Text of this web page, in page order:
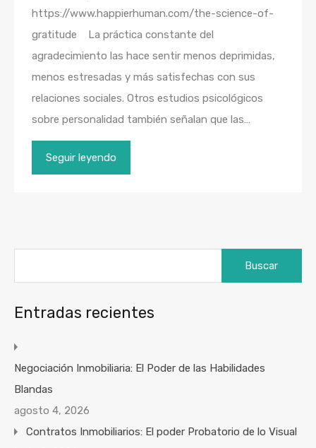
https://www.happierhuman.com/the-science-of-
gratitude La práctica constante del
agradecimiento las hace sentir menos deprimidas,
menos estresadas y más satisfechas con sus
relaciones sociales. Otros estudios psicológicos
sobre personalidad también señalan que las…
Seguir leyendo
Entradas recientes
Negociación Inmobiliaria: El Poder de las Habilidades
Blandas
agosto 4, 2026
Contratos Inmobiliarios: El poder Probatorio de lo Visual